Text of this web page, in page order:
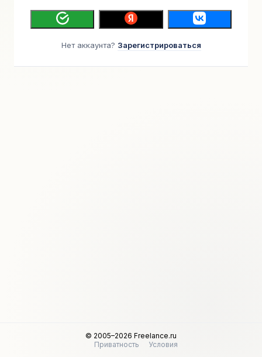
Нет аккаунта? Зарегистрироваться
© 2005–2026 Freelance.ru
Приватность
Условия